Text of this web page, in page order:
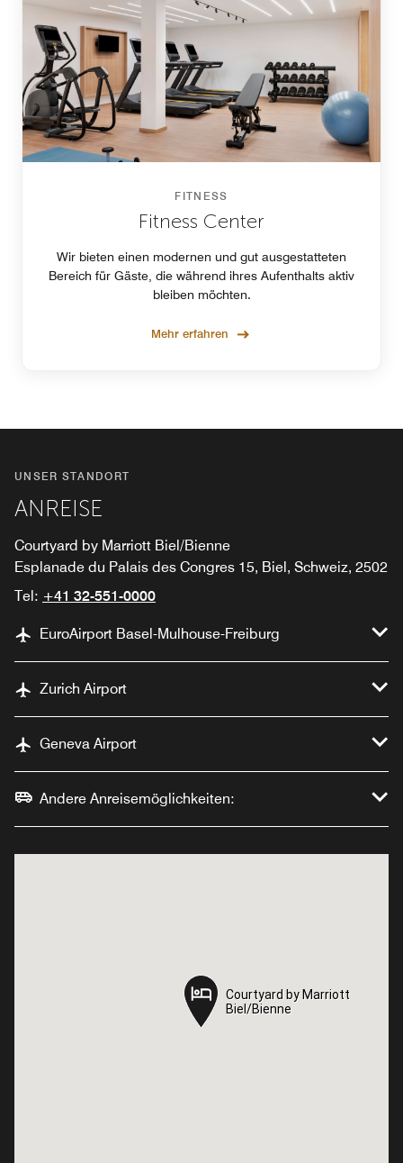
FITNESS
Fitness Center
Wir bieten einen modernen und gut ausgestatteten
Bereich für Gäste, die während ihres Aufenthalts aktiv
bleiben möchten.
Mehr erfahren
UNSER STANDORT
ANREISE
Courtyard by Marriott Biel/Bienne
Esplanade du Palais des Congres 15, Biel, Schweiz, 2502
Tel: +41 32-551-0000
EuroAirport Basel-Mulhouse-Freiburg
Zurich Airport
Geneva Airport
Andere Anreisemöglichkeiten:
Courtyard by Marriott
Biel/Bienne
Courtyard by Marriott
Biel/Bienne